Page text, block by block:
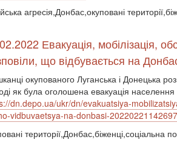
агресія,Донбас,окуповані
Евакуація, мобілізація,
що відбувається на
окупованого Луганська і Донецька
як була оголошена евакуація населення
dn.depo.ua/ukr/dn/evakuatsiya-
vidbuvaetsya-na-donbasi-
території,Донбас,біженці,соціальна